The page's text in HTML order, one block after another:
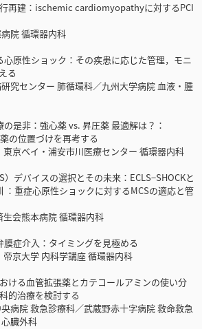
行再建：ischemic cardiomyopathyに対するPCI
院 循環器内科
原性ショック：その疾患に応じた管理，モニ
る
究センター 肺循環科／九州大学病院 血液・腫
是非：強心薬 vs. 昇圧薬 最適解は？：
の位置づけを再考する
京ベイ・浦安市川医療センター 循環器内科
デバイスの選択とその未来：ECLS−SHOCKと
：重症心原性ショックに対するMCSの適応と管
会熊本病院 循環器内科
症介入：タイミングを見極める
京大学 内科学講座 循環器内科
ける血管拡張薬とカテコールアミンの使い分
的治療を検討する
院 救急診療科／武蔵野赤十字病院 救命救急
臓外科